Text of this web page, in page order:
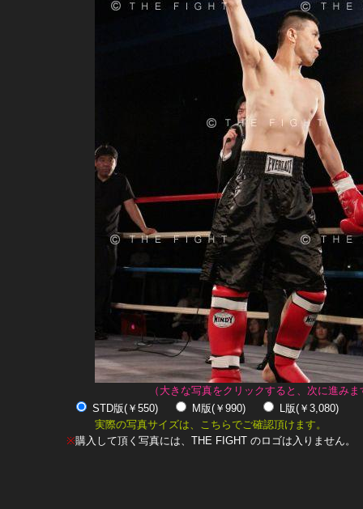
（大きな写真をクリックすると、次に進みま
STD版(￥550)
M版(￥990)
L版(￥3,080)
実際の写真サイズは、こちらでご確認頂けます。
※購入して頂く写真には、THE FIGHT のロゴは入りません。